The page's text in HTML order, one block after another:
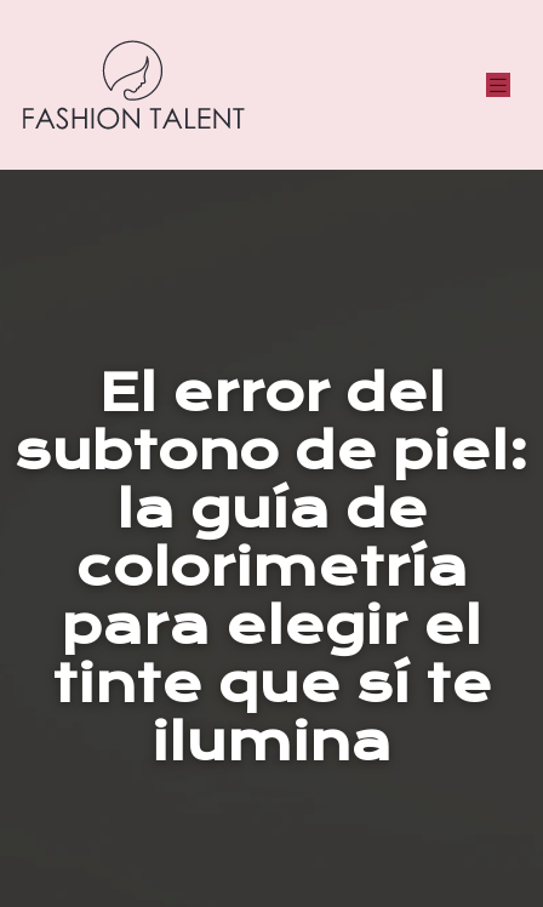
El error del
subtono de piel:
la guía de
colorimetría
para elegir el
tinte que sí te
ilumina